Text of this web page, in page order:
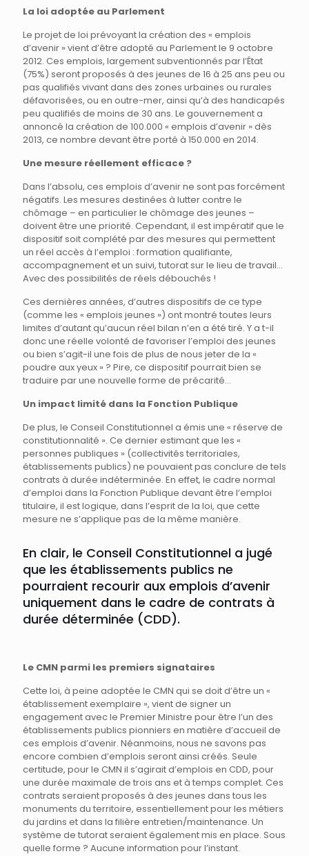
La loi adoptée au Parlement
Le projet de loi prévoyant la création des « emplois
d’avenir » vient d’être adopté au Parlement le 9 octobre
2012. Ces emplois, largement subventionnés par l’État
(75%) seront proposés à des jeunes de 16 à 25 ans peu ou
pas qualifiés vivant dans des zones urbaines ou rurales
défavorisées, ou en outre-mer, ainsi qu’à des handicapés
peu qualifiés de moins de 30 ans. Le gouvernement a
annoncé la création de 100.000 « emplois d’avenir » dès
2013, ce nombre devant être porté à 150.000 en 2014.
Une mesure réellement efficace ?
Dans l’absolu, ces emplois d’avenir ne sont pas forcément
négatifs. Les mesures destinées à lutter contre le
chômage – en particulier le chômage des jeunes –
doivent être une priorité. Cependant, il est impératif que le
dispositif soit complété par des mesures qui permettent
un réel accès à l’emploi : formation qualifiante,
accompagnement et un suivi, tutorat sur le lieu de travail…
Avec des possibilités de réels débouchés !
Ces dernières années, d’autres dispositifs de ce type
(comme les « emplois jeunes ») ont montré toutes leurs
limites d’autant qu’aucun réel bilan n’en a été tiré. Y a t-il
donc une réelle volonté de favoriser l’emploi des jeunes
ou bien s’agit-il une fois de plus de nous jeter de la «
poudre aux yeux » ? Pire, ce dispositif pourrait bien se
traduire par une nouvelle forme de précarité…
Un impact limité dans la Fonction Publique
De plus, le Conseil Constitutionnel a émis une « réserve de
constitutionnalité ». Ce dernier estimant que les «
personnes publiques » (collectivités territoriales,
établissements publics) ne pouvaient pas conclure de tels
contrats à durée indéterminée. En effet, le cadre normal
d’emploi dans la Fonction Publique devant être l’emploi
titulaire, il est logique, dans l’esprit de la loi, que cette
mesure ne s’applique pas de la même manière.
En clair, le Conseil Constitutionnel a jugé
que les établissements publics ne
pourraient recourir aux emplois d’avenir
uniquement dans le cadre de contrats à
durée déterminée (CDD).
Le CMN parmi les premiers signataires
Cette loi, à peine adoptée le CMN qui se doit d’être un «
établissement exemplaire », vient de signer un
engagement avec le Premier Ministre pour être l’un des
établissements publics pionniers en matière d’accueil de
ces emplois d’avenir. Néanmoins, nous ne savons pas
encore combien d’emplois seront ainsi créés. Seule
certitude, pour le CMN il s’agirait d’emplois en CDD, pour
une durée maximale de trois ans et à temps complet. Ces
contrats seraient proposés à des jeunes dans tous les
monuments du territoire, essentiellement pour les métiers
du jardins et dans la filière entretien/maintenance. Un
système de tutorat seraient également mis en place. Sous
quelle forme ? Aucune information pour l’instant.